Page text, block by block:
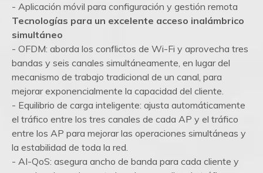
- Aplicación móvil para configuración y gestión remota
Tecnologías para un excelente acceso inalámbrico
simultáneo
- OFDM: aborda los conflictos de Wi-Fi y aprovecha tres
bandas y seis canales simultáneamente, en lugar del
mecanismo de trabajo tradicional de un canal, para
mejorar exponencialmente la capacidad del cliente.
- Equilibrio de carga inteligente: ajusta automáticamente
el tráfico entre los tres canales de cada AP y el tráfico
entre los AP para mejorar las operaciones simultáneas y
la estabilidad de toda la red.
- AI-QoS: asegura ancho de banda para cada cliente y